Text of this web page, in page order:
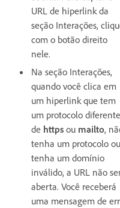
URL de hiperlink da
seção Interações,
com o botão direito
nele.
Na seção Interações,
quando você clica em
um hiperlink que tem
um protocolo diferente
de https ou mailto,
tenha um protocolo ou
tenha um domínio
inválido, a URL não
aberta. Você receberá
uma mensagem de